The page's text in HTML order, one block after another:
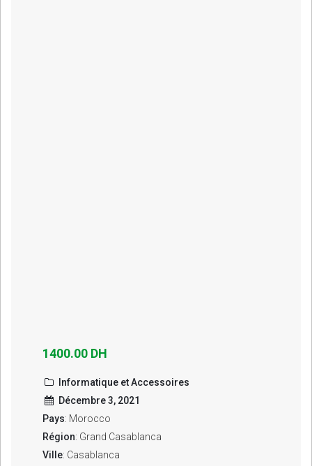
1400.00 DH
Informatique et Accessoires
Décembre 3, 2021
Pays: Morocco
Région: Grand Casablanca
Ville: Casablanca